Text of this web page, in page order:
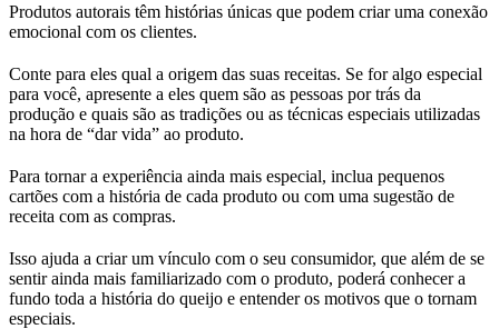
Produtos autorais têm histórias únicas que podem criar uma conexão
emocional com os clientes.
Conte para eles qual a origem das suas receitas. Se for algo especial
para você, apresente a eles quem são as pessoas por trás da
produção e quais são as tradições ou as técnicas especiais utilizadas
na hora de “dar vida” ao produto.
Para tornar a experiência ainda mais especial, inclua pequenos
cartões com a história de cada produto ou com uma sugestão de
receita com as compras.
Isso ajuda a criar um vínculo com o seu consumidor, que além de se
sentir ainda mais familiarizado com o produto, poderá conhecer a
fundo toda a história do queijo e entender os motivos que o tornam
especiais.